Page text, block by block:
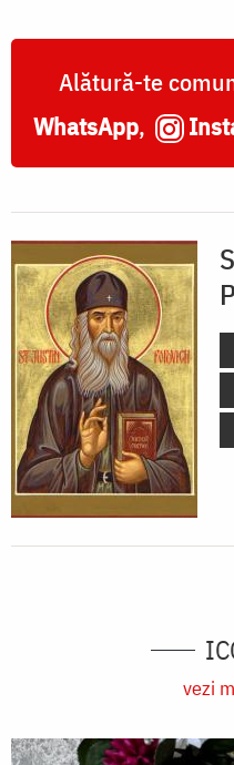
Alătură-te
WhatsApp,
vezi